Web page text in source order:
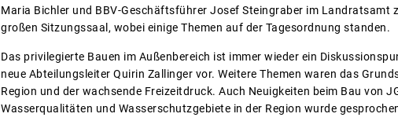
Maria Bichler und BBV-Geschäftsführer Josef Steingraber im Landratsamt
großen Sitzungssaal, wobei einige Themen auf der Tagesordnung standen.
Das privilegierte Bauen im Außenbereich ist immer wieder ein
neue Abteilungsleiter Quirin Zallinger vor. Weitere Themen waren das
Region und der wachsende Freizeitdruck. Auch Neuigkeiten beim Bau von
Wasserqualitäten und Wasserschutzgebiete in der Region wurde